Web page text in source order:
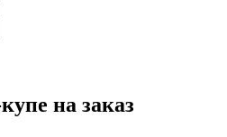
на заказ